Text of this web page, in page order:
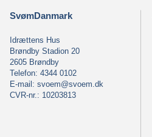
SvømDanmark
Idrættens Hus
Brøndby Stadion 20
2605 Brøndby
Telefon: 4344 0102
E-mail: svoem@svoem.dk
CVR-nr.: 10203813